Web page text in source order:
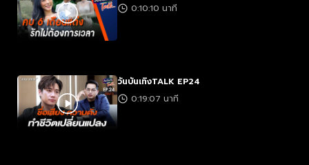
0:10:10 นาที
วันบันเทิงTALK EP24
0:19:07 นาที